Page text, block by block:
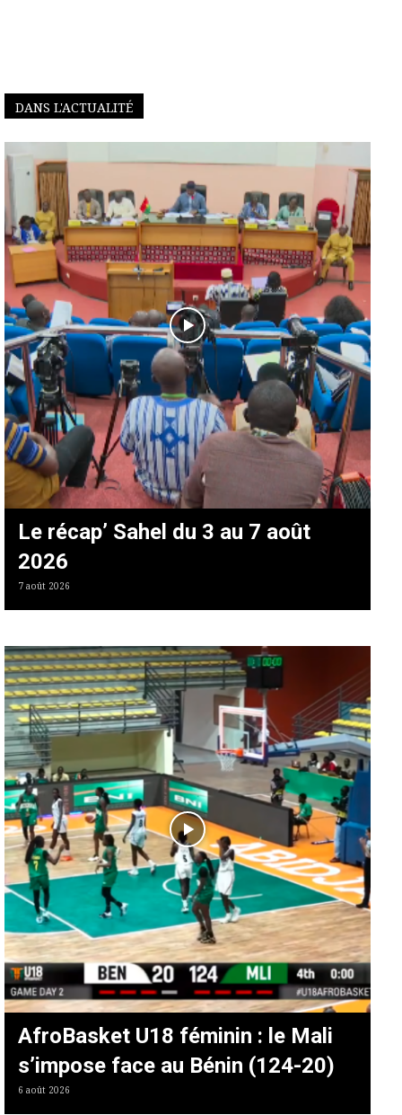
DANS L'ACTUALITÉ
Le récap’ Sahel du 3 au 7 août
2026
7 août 2026
AfroBasket U18 féminin : le Mali
s’impose face au Bénin (124-20)
6 août 2026